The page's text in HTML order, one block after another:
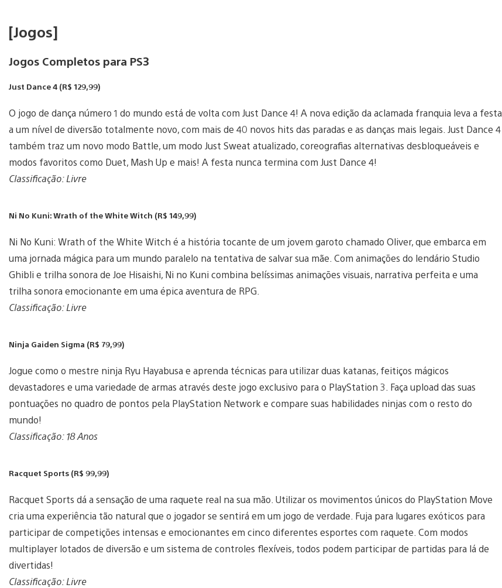
[Jogos]
Jogos Completos para PS3
Just Dance 4 (R$ 129,99)
O jogo de dança número 1 do mundo está de volta com Just Dance 4! A nova edição da aclamada franquia leva a festa
a um nível de diversão totalmente novo, com mais de 40 novos hits das paradas e as danças mais legais. Just Dance 4
também traz um novo modo Battle, um modo Just Sweat atualizado, coreografias alternativas desbloqueáveis e
modos favoritos como Duet, Mash Up e mais! A festa nunca termina com Just Dance 4!
Classificação: Livre
Ni No Kuni: Wrath of the White Witch (R$ 149,99)
Ni No Kuni: Wrath of the White Witch é a história tocante de um jovem garoto chamado Oliver, que embarca em
uma jornada mágica para um mundo paralelo na tentativa de salvar sua mãe. Com animações do lendário Studio
Ghibli e trilha sonora de Joe Hisaishi, Ni no Kuni combina belíssimas animações visuais, narrativa perfeita e uma
trilha sonora emocionante em uma épica aventura de RPG.
Classificação: Livre
Ninja Gaiden Sigma (R$ 79,99)
Jogue como o mestre ninja Ryu Hayabusa e aprenda técnicas para utilizar duas katanas, feitiços mágicos
devastadores e uma variedade de armas através deste jogo exclusivo para o PlayStation 3. Faça upload das suas
pontuações no quadro de pontos pela PlayStation Network e compare suas habilidades ninjas com o resto do
mundo!
Classificação: 18 Anos
Racquet Sports (R$ 99,99)
Racquet Sports dá a sensação de uma raquete real na sua mão. Utilizar os movimentos únicos do PlayStation Move
cria uma experiência tão natural que o jogador se sentirá em um jogo de verdade. Fuja para lugares exóticos para
participar de competições intensas e emocionantes em cinco diferentes esportes com raquete. Com modos
multiplayer lotados de diversão e um sistema de controles flexíveis, todos podem participar de partidas para lá de
divertidas!
Classificação: Livre